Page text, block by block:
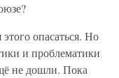
опасаться. Но
и проблематики
не дошли. Пока